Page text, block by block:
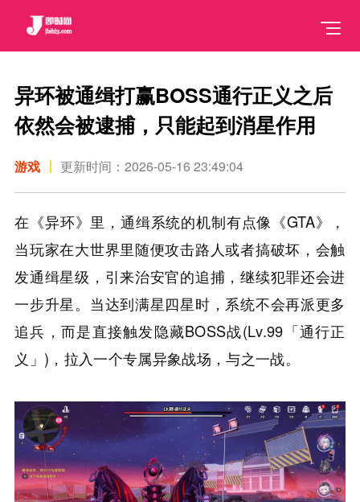
异环被通缉打赢BOSS通行正义之后
依然会被逮捕，只能起到消星作用
游戏 更新时间：2026-05-16 23:49:04
在《异环》里，通缉系统的机制有点像《GTA》，
当玩家在大世界里随便攻击路人或者搞破坏，会触
发通缉星级，引来治安官的追捕，继续犯罪还会进
一步升星。当达到满星四星时，系统不会再派更多
追兵，而是直接触发隐藏BOSS战(Lv.99「通行正
义」)，拉入一个专属异象战场，与之一战。